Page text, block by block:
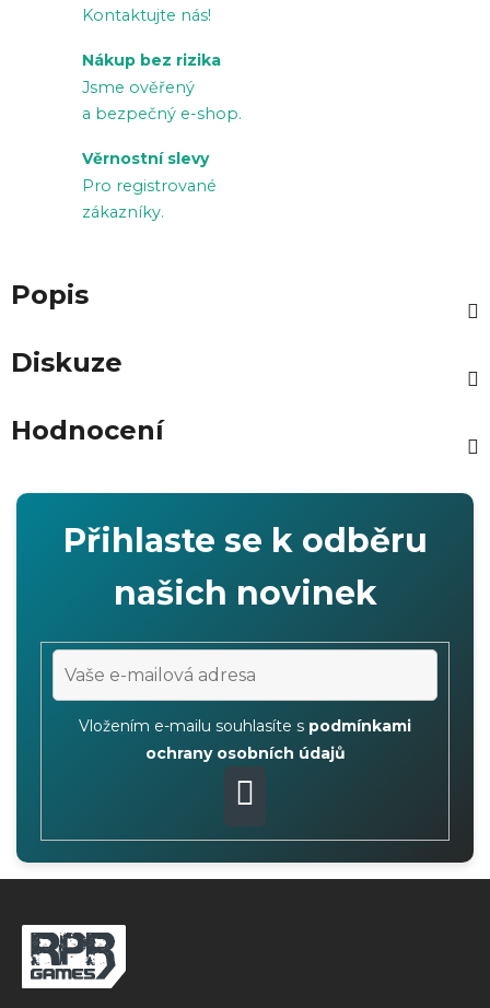
Kontaktujte nás!
Nákup bez rizika
Jsme ověřený
a bezpečný e-shop.
Věrnostní slevy
Pro registrované
zákazníky.
Popis
Diskuze
Hodnocení
Přihlaste se k odběru
našich novinek
Vložením e-mailu souhlasíte s podmínkami
ochrany osobních údajů
PŘIHLÁSIT
SE